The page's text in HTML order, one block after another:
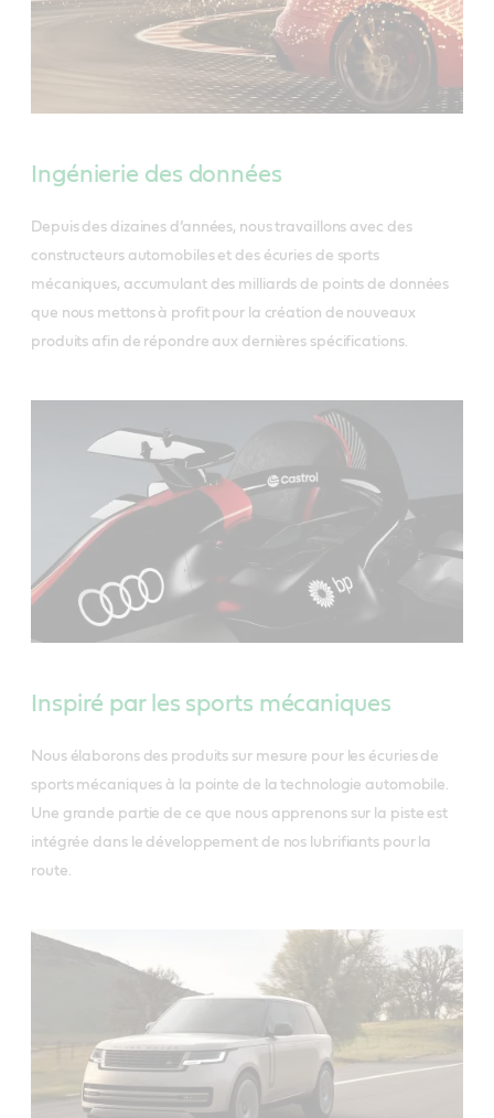
Ingénierie des données
Depuis des dizaines d’années, nous travaillons avec des
constructeurs automobiles et des écuries de sports
mécaniques, accumulant des milliards de points de données
que nous mettons à profit pour la création de nouveaux
produits afin de répondre aux dernières spécifications.
Inspiré par les sports mécaniques
Nous élaborons des produits sur mesure pour les écuries de
sports mécaniques à la pointe de la technologie automobile.
Une grande partie de ce que nous apprenons sur la piste est
intégrée dans le développement de nos lubrifiants pour la
route.